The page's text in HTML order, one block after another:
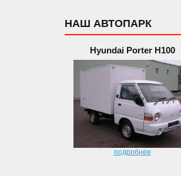
НАШ АВТОПАРК
Hyundai Porter H100
подробнее